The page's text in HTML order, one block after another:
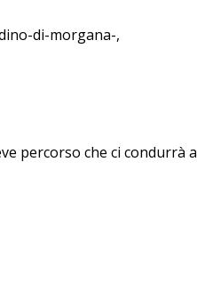
di-morgana-,
percorso che ci condurrà a